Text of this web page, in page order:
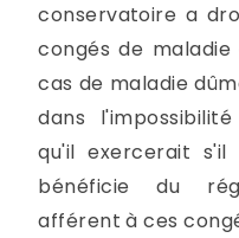
conservatoire a
congés de
cas de maladie
dans
qu'il exercerait
bénéficie du
afférent à ces